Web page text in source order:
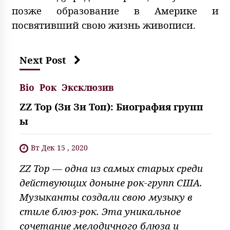
позже образование в Америке и
посвятивший свою жизнь живописи.
Next Post
Bio Рок Эксклюзив
ZZ Top (Зи Зи Топ): Биография групп
ы
Вт Дек 15 , 2020
ZZ Top — одна из самых старых среди
действующих доныне рок-групп США.
Музыканты создали свою музыку в
стиле блюз-рок. Эта уникальное
сочетание мелодичного блюза и